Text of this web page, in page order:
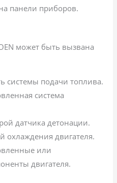
панели приборов.
может быть вызвана
системы подачи топлива.
система
датчика детонации.
охлаждения двигателя.
или
двигателя.